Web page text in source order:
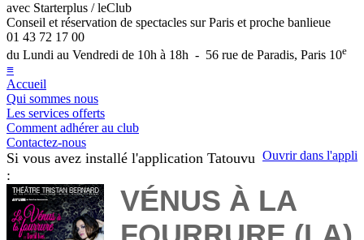
avec Starterplus / leClub
Conseil et réservation de spectacles sur Paris et proche banlieue
01 43 72 17 00
du Lundi au Vendredi de 10h à 18h - 56 rue de Paradis, Paris 10e
≡
Accueil
Qui sommes nous
Les services offerts
Comment adhérer au club
Contactez-nous
Ouvrir dans l'appli
Si vous avez installé l'application Tatouvu
:
VÉNUS À LA